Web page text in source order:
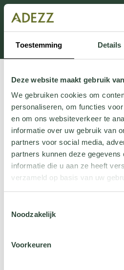
Toestemming Details
Deze website maakt gebruik
We gebruiken cookies om
personaliseren, om functies
en om ons websiteverkeer te
informatie over uw gebruik van
partners voor social media,
partners kunnen deze
informatie die u aan ze heeft
verzameld op basis van uw
jehier.
Noodzakelijk
Voorkeuren
Dit onderdeel is momenteel
Als je informatie mist kun je
168 of mailen